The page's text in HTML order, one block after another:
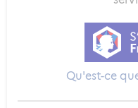
Qu'est-ce